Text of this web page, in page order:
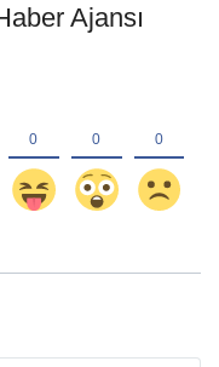
Ajansı